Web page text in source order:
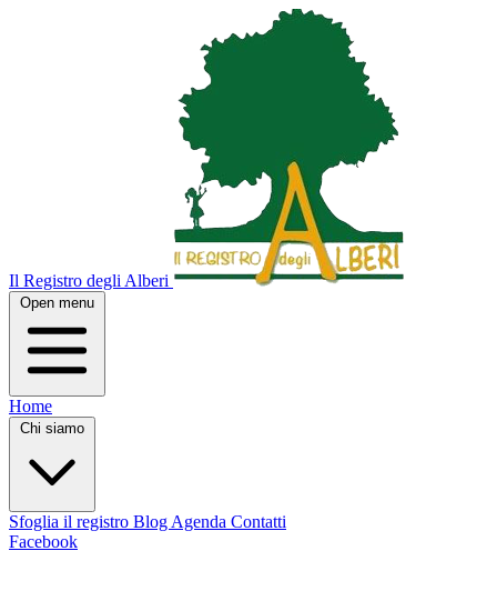
Il Registro degli Alberi
Open menu
Home
Chi siamo
Sfoglia il registro Blog Agenda Contatti
Facebook